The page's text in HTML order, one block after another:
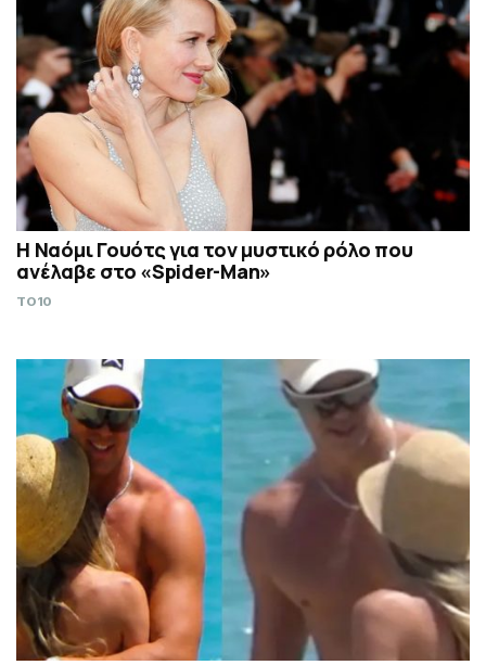
Η Ναόμι Γουότς για τον μυστικό ρόλο που
ανέλαβε στο «Spider-Man»
TO10